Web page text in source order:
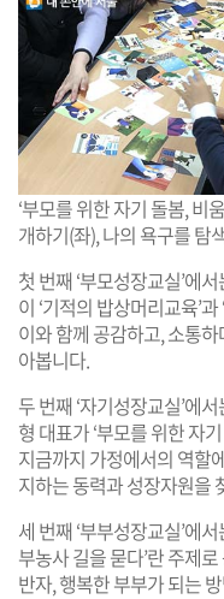
‘부모를 위한 자기 돌봄, 비
개하기(좌), 나의 욕구를 탐
첫 번째 ‘부모성장교실’에
이 ‘기적의 밥상머리교육’
이와 함께 공감하고, 소통
아봅니다.
두 번째 ‘자기성장교실’에
형 대표가 ‘부모를 위한 자기
지금까지 가정에서의 역할
지하는 동력과 성장자원을
세 번째 ‘부부성장교실’에
부농사 길을 묻다’란 주제
반자, 행복한 부부가 되는